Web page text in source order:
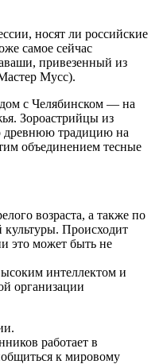
носят ли российские
самое сейчас
привезенный из
Мусс).
с Челябинском — на
Зороастрийцы из
древнюю традицию на
объединением тесные
возраста, а также по
культуры. Происходит
это может быть не
интеллектом и
организации
работает в
к мировому